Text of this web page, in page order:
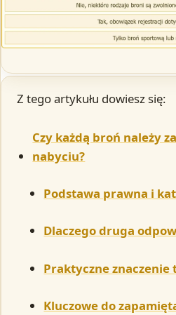
Z tego artykułu dowiesz się:
Czy każdą broń należy
nabyciu?
Podstawa prawna i
Dlaczego druga
Praktyczne znaczenie
Kluczowe do